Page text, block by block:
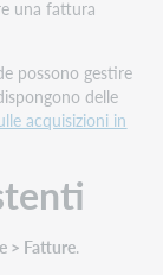
una fattura
possono gestire
delle
acquisizioni in
> Fatture.